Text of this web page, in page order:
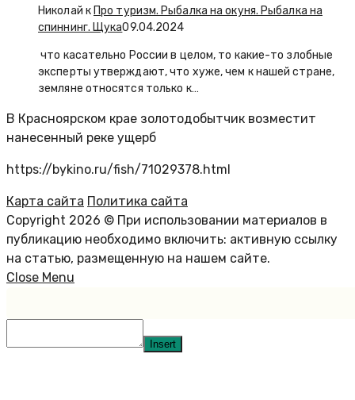
Николай к Про туризм. Рыбалка на окуня. Рыбалка на
спиннинг. Щука09.04.2024
что касательно России в целом, то какие-то злобные
эксперты утверждают, что хуже, чем к нашей стране,
земляне относятся только к…
В Красноярском крае золотодобытчик возместит
нанесенный реке ущерб
https://bykino.ru/fish/71029378.html
Карта сайта Политика сайта
Copyright 2026 © При использовании материалов в
публикацию необходимо включить: активную ссылку
на статью, размещенную на нашем сайте.
Close Menu
Insert